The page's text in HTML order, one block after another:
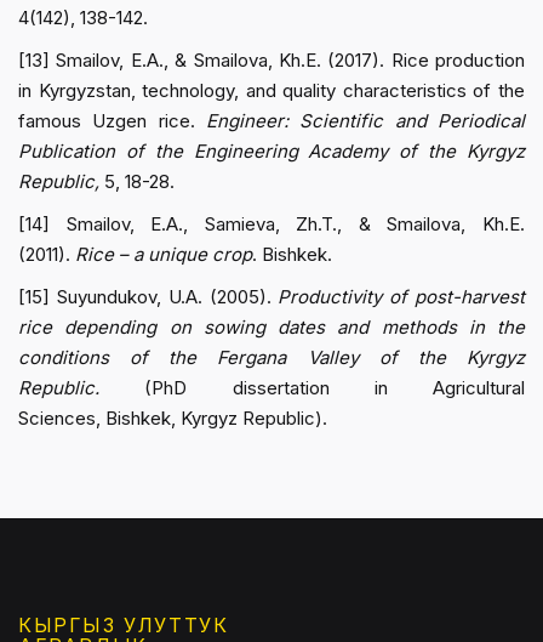
4(142), 138-142.
[13] Smailov, E.A., & Smailova, Kh.E. (2017). Rice production
in Kyrgyzstan, technology, and quality characteristics of the
famous Uzgen rice. Engineer: Scientific and Periodical
Publication of the Engineering Academy of the Kyrgyz
Republic, 5, 18-28.
[14] Smailov, E.A., Samieva, Zh.T., & Smailova, Kh.E.
(2011). Rice – a unique crop. Bishkek.
[15] Suyundukov, U.A. (2005). Productivity of post-harvest
rice depending on sowing dates and methods in the
conditions of the Fergana Valley of the Kyrgyz
Republic. (PhD dissertation in Agricultural
Sciences, Bishkek, Kyrgyz Republic).
КЫРГЫЗ УЛУТТУК